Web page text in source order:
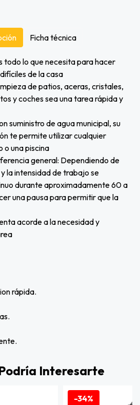
todo lo que necesita para hacer
de la casa
de patios, aceras, cristales,
y coches sea una tarea rápida y
suministro de agua municipal, su
te permite utilizar cualquier
o una piscina
general: Dependiendo de
la intensidad de trabajo se
durante aproximadamente 60 a
una pausa para permitir que la
acorde a la necesidad y
rápida.
Ficha técnica
Interesarte
-34%